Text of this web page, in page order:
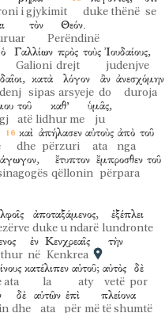
i gjykimit duke thënë se
τὸν Θεόν.
Perëndinë
ὁ Γαλλίων
Galioni
πρὸς
drejt
τοὺς Ἰουδαίους,
judenjve
κατὰ
sipas
λόγον
arsyeje
ἂν
do
ἀνεσχόμην
duroja
τοῦ
atë
καθ’
lidhur me
ὑμᾶς,
ju
καὶ
dhe
ἀπήλασεν
përzuri
αὐτοὺς
ata
ἀπὸ
nga
τοῦ
ἔτυπτον
qëllonin
ἔμπροσθεν
përpara
τοῦ
ἀποταξάμενος,
duke u ndarë
ἐξέπλει
lundronte
ἐν
në
Κενχρεαῖς
Kenkrea
τὴν
ata
κατέλιπεν
la
αὐτοῦ;
aty
αὐτὸς
vetë
δὲ
por
δὲ
dhe
αὐτῶν
ata
ἐπὶ
për
πλείονα
më të shumtë